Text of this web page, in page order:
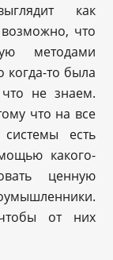
как
что
методами
когда-то была
не знаем.
что на все
системы есть
какого-
ценную
от них